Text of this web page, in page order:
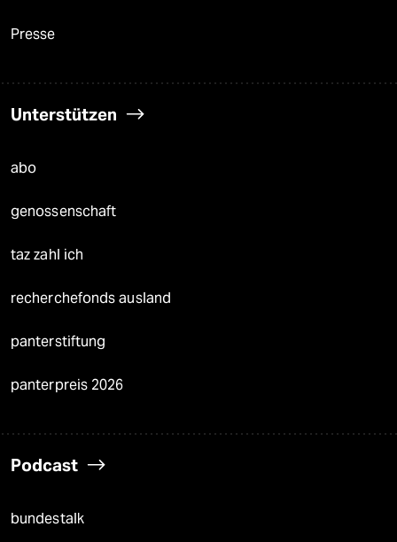
Presse
Unterstützen
abo
genossenschaft
taz zahl ich
recherchefonds ausland
panterstiftung
panterpreis 2026
Podcast
bundestalk